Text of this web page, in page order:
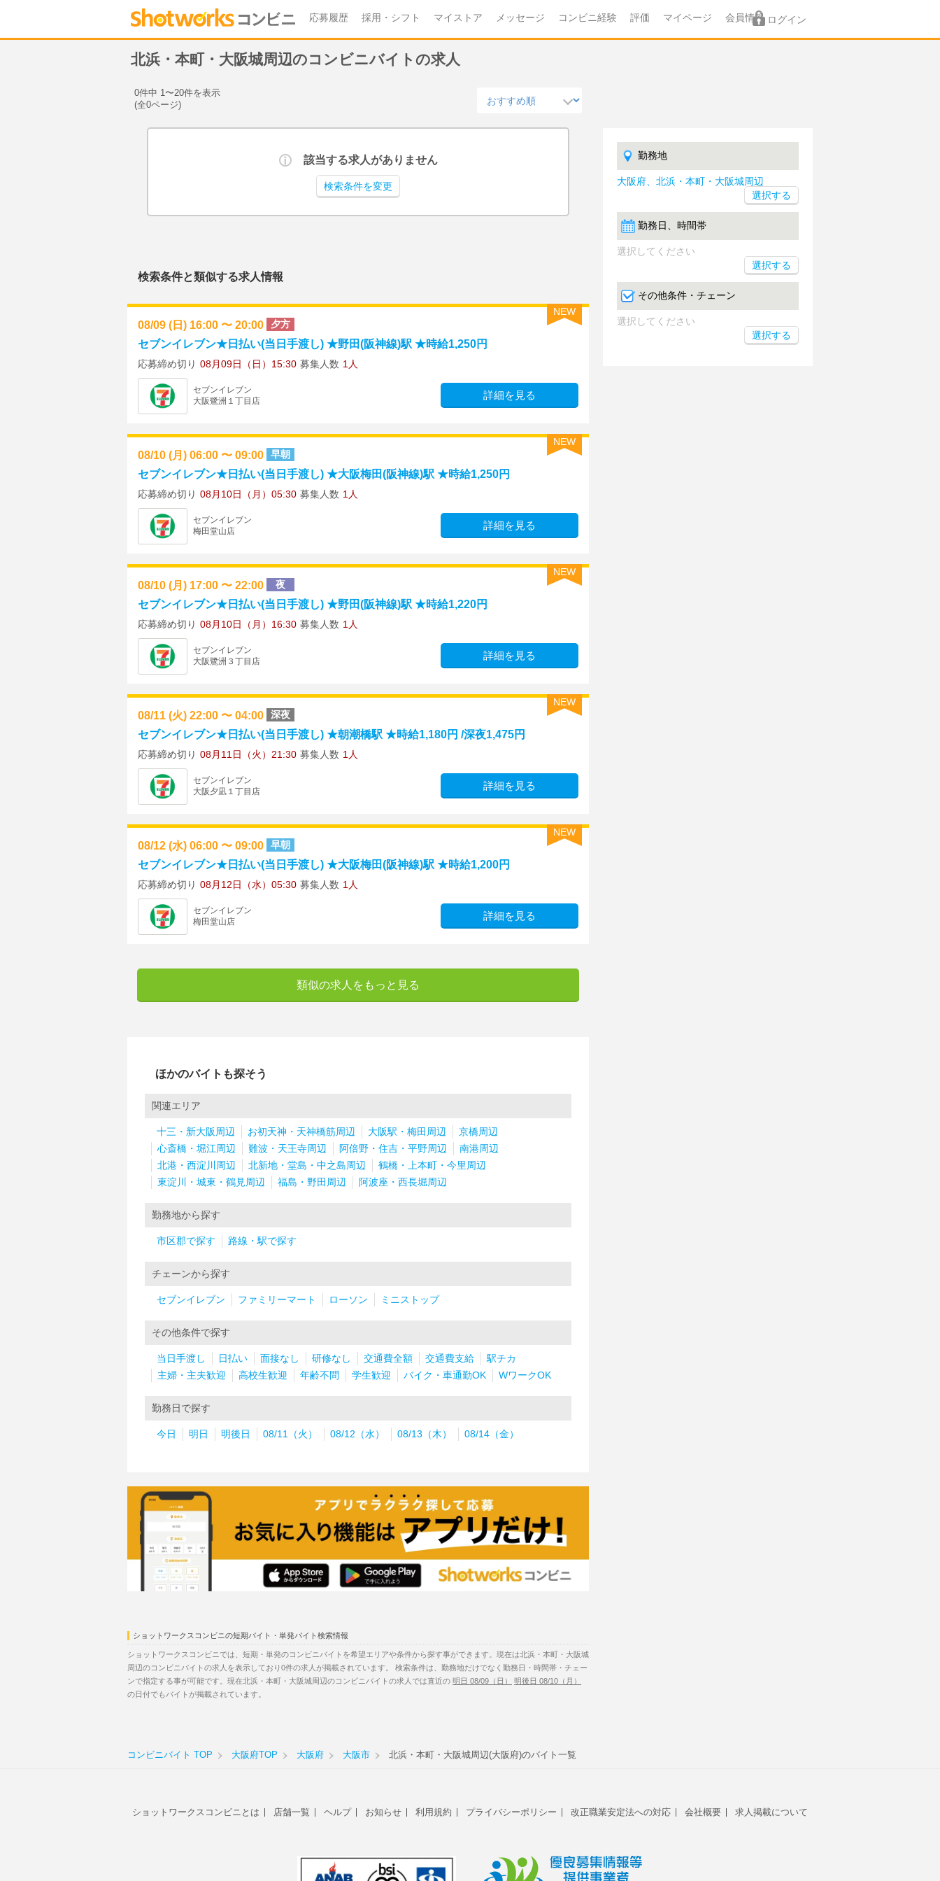
応募履歴 採用・シフト マイストア メッセージ コンビニ経験 評価 マイページ 会員情報 ログイン
北浜・本町・大阪城周辺のコンビニバイトの求人
勤務地
大阪府、北浜・本町・大阪城周辺
勤務日、時間帯
選択してください
選択する
その他条件・チェーン
選択してください
選択する
0件中 1〜20件を表示
(全0ページ)
該当する求人がありません
検索条件を変更
検索条件と類似する求人情報
NEW
08/09 (日) 16:00 〜 20:00 夕方
セブンイレブン★日払い(当日手渡し) ★野田(阪神線)駅 ★時給1,250円
応募締め切り 08月09日（日）15:30 募集人数 1人
セブンイレブン
大阪鷺洲１丁目店
詳細を見る
NEW
08/10 (月) 06:00 〜 09:00 早朝
セブンイレブン★日払い(当日手渡し) ★大阪梅田(阪神線)駅 ★時給1,250円
応募締め切り 08月10日（月）05:30 募集人数 1人
セブンイレブン
梅田堂山店
詳細を見る
NEW
08/10 (月) 17:00 〜 22:00 夜
セブンイレブン★日払い(当日手渡し) ★野田(阪神線)駅 ★時給1,220円
応募締め切り 08月10日（月）16:30 募集人数 1人
セブンイレブン
大阪鷺洲３丁目店
詳細を見る
NEW
08/11 (火) 22:00 〜 04:00 深夜
セブンイレブン★日払い(当日手渡し) ★朝潮橋駅 ★時給1,180円 /深夜1,475円
応募締め切り 08月11日（火）21:30 募集人数 1人
セブンイレブン
大阪夕凪１丁目店
詳細を見る
NEW
08/12 (水) 06:00 〜 09:00 早朝
セブンイレブン★日払い(当日手渡し) ★大阪梅田(阪神線)駅 ★時給1,200円
応募締め切り 08月12日（水）05:30 募集人数 1人
セブンイレブン
梅田堂山店
詳細を見る
類似の求人をもっと見る
ほかのバイトも探そう
関連エリア
十三・新大阪周辺 お初天神・天神橋筋周辺 大阪駅・梅田周辺
京橋周辺
心斎橋・堀江周辺
難波・天王寺周辺 阿倍野・住吉・平野周辺
南港周辺
北港・西淀川周辺
北新地・堂島・中之島周辺
鶴橋・上本町・今里周辺
東淀川・城東・鶴見周辺
福島・野田周辺 阿波座・西長堀周辺
勤務地から探す
市区郡で探す 路線・駅で探す
チェーンから探す
セブンイレブン ファミリーマート ローソン ミニストップ
その他条件で探す
当日手渡し 日払い 面接なし 研修なし 交通費全額 交通費支給
駅チカ
主婦・主夫歓迎
高校生歓迎 年齢不問 学生歓迎 バイク・車通勤OK WワークOK
勤務日で探す
今日 明日 明後日 08/11（火） 08/12（水） 08/13（木） 08/14（金）
ショットワークスコンビニの短期バイト・単発バイト検索情報
ショットワークスコンビニでは、短期・単発のコンビニバイトを希望エリアや条件から探す事ができます。現在は北浜・本町・大阪城
周辺のコンビニバイトの求人を表示しており0件の求人が掲載されています。 検索条件は、勤務地だけでなく勤務日・時間帯・チェー
ンで指定する事が可能です。現在北浜・本町・大阪城周辺のコンビニバイトの求人では直近の 明日 08/09（日）
明後日 08/10（月）
の日付でもバイトが掲載されています。
コンビニバイト TOP 大阪府TOP 大阪府 大阪市 北浜・本町・大阪城周辺(大阪府)のバイト一覧
ショットワークスコンビニとは 店舗一覧 ヘルプ お知らせ 利用規約 プライバシーポリシー 改正職業安定法への対応 会社概要 求人掲載について